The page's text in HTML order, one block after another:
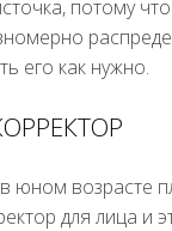
потому
его как нужно.
юном возрасте
для лица и